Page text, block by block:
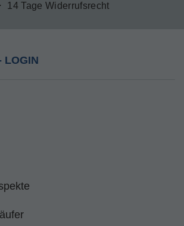
14 Tage Widerrufsrecht
LOGIN